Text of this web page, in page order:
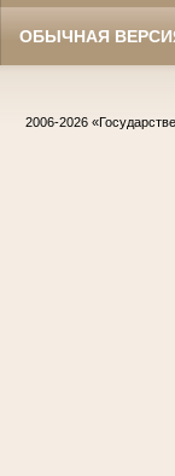
ОБЫЧНАЯ
2006-2026